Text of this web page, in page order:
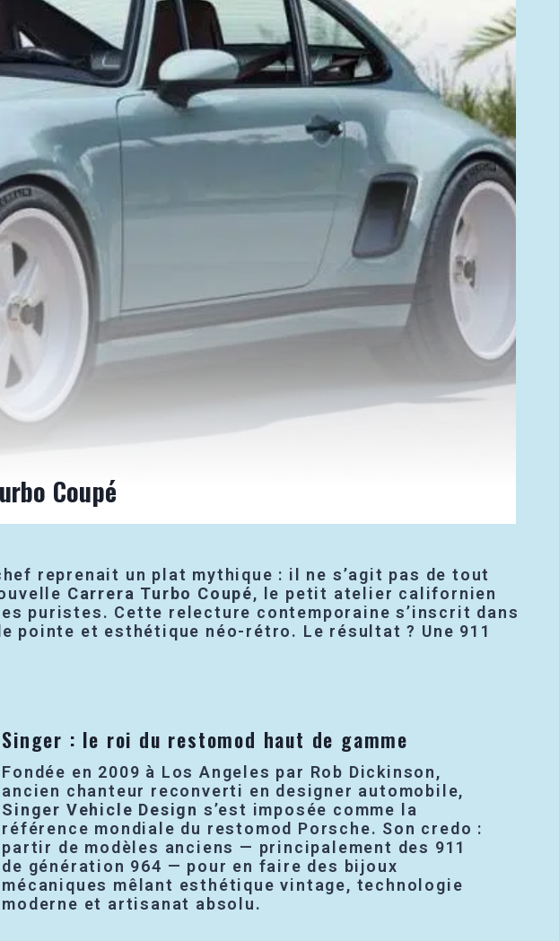
Coupé
reprenait un plat mythique : il ne s’agit pas de tout
Carrera Turbo Coupé, le petit atelier californien
puristes. Cette relecture contemporaine s’inscrit dans
pointe et esthétique néo-rétro. Le résultat ? Une 911
Singer : le roi du restomod haut de gamme
Fondée en 2009 à Los Angeles par Rob Dickinson,
ancien chanteur reconverti en designer automobile,
Singer Vehicle Design s’est imposée comme la
référence mondiale du restomod Porsche. Son credo :
partir de modèles anciens — principalement des 911
de génération 964 — pour en faire des bijoux
mécaniques mêlant esthétique vintage, technologie
moderne et artisanat absolu.